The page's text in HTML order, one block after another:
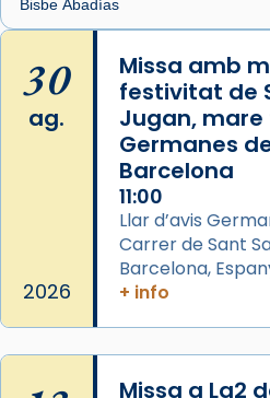
🔗
📸 J. Merino
Photo
View on Facebook Share
Arquebisbat de
de Barcelona.
2 weeks ago
Aquest dilluns, 27 de
missa d’acció de
30
ag.
2026
Missa amb
festivitat de
Jugan,
Germanes
Barcelona
11:00
Llar d’avis
Carrer de Sant
Barcelona,
+ info
Missa a La2